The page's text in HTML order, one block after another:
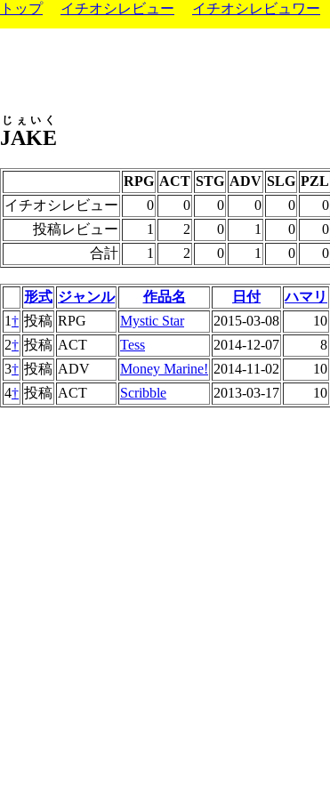
トップ イチオシレビュー イチオシレビュワー
JAKE
じぇいく
RPG ACT STG ADV SLG PZL
イチオシレビュー
0 0 0 0 0 0
投稿レビュー
1 2 0 1 0 0
合計
1 2 0 1 0 0
形式 ジャンル 作品名 日付 ハマリ
1† 投稿 RPG Mystic Star 2015-03-08 10
2† 投稿 ACT Tess 2014-12-07 8
3† 投稿 ADV Money Marine! 2014-11-02 10
4† 投稿 ACT Scribble 2013-03-17 10